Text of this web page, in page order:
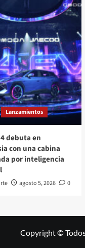
Lanzamientos
4 debuta en
con una cabina
por inteligencia
agosto 5, 2026 0
Copyright ©